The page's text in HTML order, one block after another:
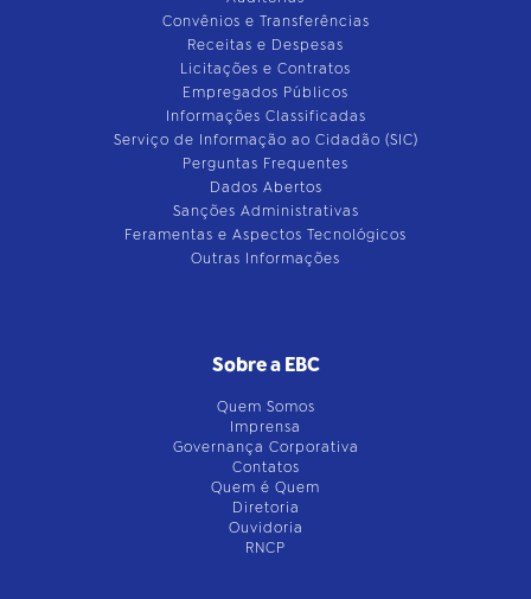
Convênios e Transferências
Receitas e Despesas
Licitações e Contratos
Empregados Públicos
Informações Classificadas
Serviço de Informação ao Cidadão (SIC)
Perguntas Frequentes
Dados Abertos
Sanções Administrativas
Feramentas e Aspectos Tecnológicos
Outras Informações
Sobre a EBC
Quem Somos
Imprensa
Governança Corporativa
Contatos
Quem é Quem
Diretoria
Ouvidoria
RNCP